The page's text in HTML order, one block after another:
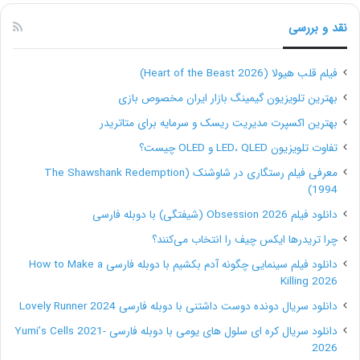
محصولات Google است و به همین دلیل داشتن اکانت
یوتیوب و فعالیت در آن; می‌تواند روی سئوی وب سایت شما
نیز تأثیر بگذارد.
بیشتر بخوانید:
Instagram وایرال شویم؟
3. ترندهای سئو :پادکست
درست است که محتواهای صوتی به اندازۀ ویدئوها در نتایج
جستجو حضور ندارند; اما می‌توانید از آنها هم برای دیده
شدن بیشتر استفاده کنید. پادکست‌ها هم قابلیت این را
دارند که به صورت مستقیم در نتایج جستجوی گوگل بالا
نقد و بررسی
فیلم قلب هیولا (Heart of the Beast 2026)
بهترین تلویزیون گیمینگ بازار ایران مخصوص بازی
بهترین اکسپرت مدیریت ریسک و سرمایه برای متاتریدر
تفاوت تلویزیون LED، QLED و OLED چیست؟
معرفی فیلم رستگاری در شاوشنک (The Shawshank Redemption
1994)
دانلود فیلم Obsession 2026 (شیفتگی) با دوبله فارسی
چرا تریدرها ایکس چیف را انتخاب می‌کنند؟
دانلود فیلم سینمایی چگونه آدم بکشیم با دوبله فارسی How to Make a
Killing 2026
دانلود سریال دونده دوست داشتنی با دوبله فارسی Lovely Runner 2024
دانلود سریال کره ای سلول های یومی با دوبله فارسی Yumi’s Cells 2021-
2026